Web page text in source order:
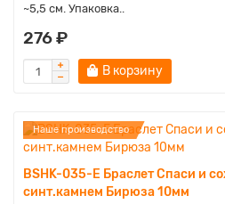
~5,5 см. Упаковка..
276 ₽
В корзину
Наше производство
BSHK-035-E Браслет Спаси и
синт.камнем Бирюза 10мм